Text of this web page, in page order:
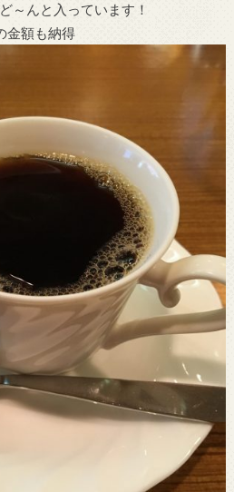
～んと入っています！
金額も納得